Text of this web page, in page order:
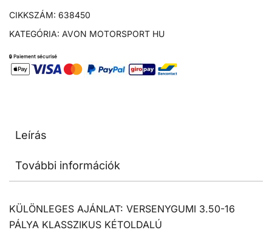
CIKKSZÁM: 638450
KATEGÓRIA: AVON MOTORSPORT HU
🔒 Paiement sécurisé
Leírás
További információk
KÜLÖNLEGES AJÁNLAT: VERSENYGUMI 3.50-16
PÁLYA KLASSZIKUS KÉTOLDALÚ